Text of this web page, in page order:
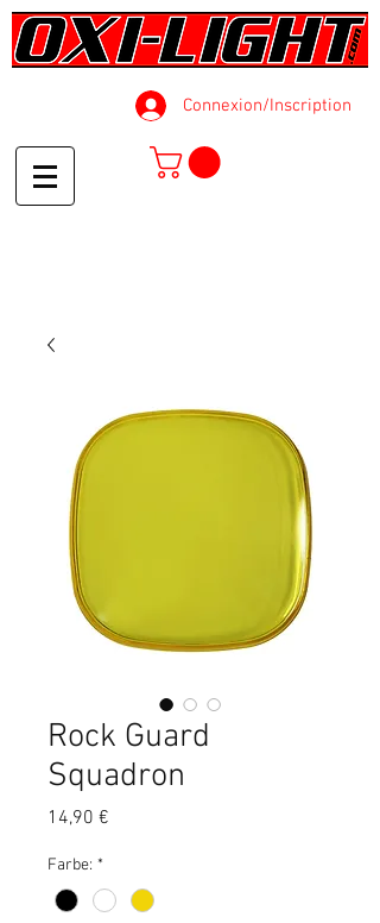
Connexion/Inscription
Rock Guard
Squadron
14,90 €
Farbe: *